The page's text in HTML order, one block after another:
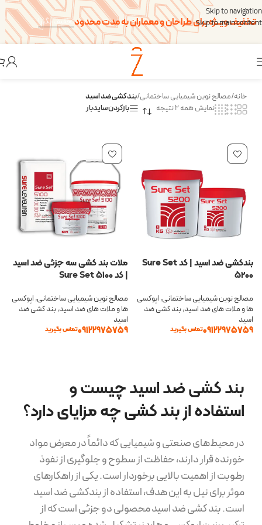
Skip to navigation
Skip to main content
تخفیف ویــژه برای طراحان و معماران به مدت محدودتخفیف بگیر!
خانه/مصالح نوین شیمیایی ساختمانی/بند کشی ضد اسید
نمایش همه 2 نتیجه
بازکردن سایدبار
بندکشی ضد اسید | کد Sure Set
۵۲۰۰
مصالح نوین شیمیایی ساختمانی, اپوکسی
ها و ملات های ضد اسید,بند کشی ضد
اسید
09122975759تماس بگیرید
ملات بند کشی سه جزئی ضد اسید
| کد Sure Set ۵۱۰۰
مصالح نوین شیمیایی ساختمانی, اپوکسی
ها و ملات های ضد اسید,بند کشی ضد
اسید
09122975759تماس بگیرید
بند کشی ضد اسید چیست و
استفاده از بند کشی چه مزایای دارد؟
در محیط‌های صنعتی و شیمیایی که دائماً در معرض مواد
خورنده قرار دارند، حفاظت از سطوح و جلوگیری از نفوذ
رطوبت از اهمیت بالایی برخوردار است. یکی از راهکارهای
موثر برای نیل به این هدف، استفاده از بندکشی ضد اسید
است. بند کشی ضد اسید محصولی دو جزئی است که از